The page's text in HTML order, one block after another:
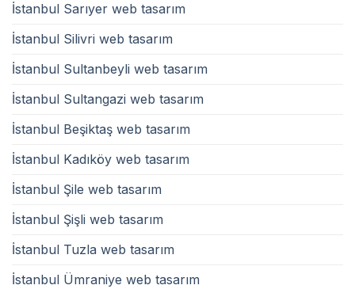
İstanbul Sarıyer web tasarım
İstanbul Silivri web tasarım
İstanbul Sultanbeyli web tasarım
İstanbul Sultangazi web tasarım
İstanbul Beşiktaş web tasarım
İstanbul Kadıköy web tasarım
İstanbul Şile web tasarım
İstanbul Şişli web tasarım
İstanbul Tuzla web tasarım
İstanbul Ümraniye web tasarım